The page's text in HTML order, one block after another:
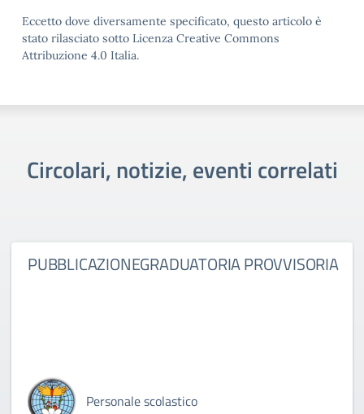
Eccetto dove diversamente specificato, questo articolo è
stato rilasciato sotto Licenza Creative Commons
Attribuzione 4.0 Italia.
Circolari, notizie, eventi correlati
PUBBLICAZIONEGRADUATORIA PROVVISORIA
Personale scolastico